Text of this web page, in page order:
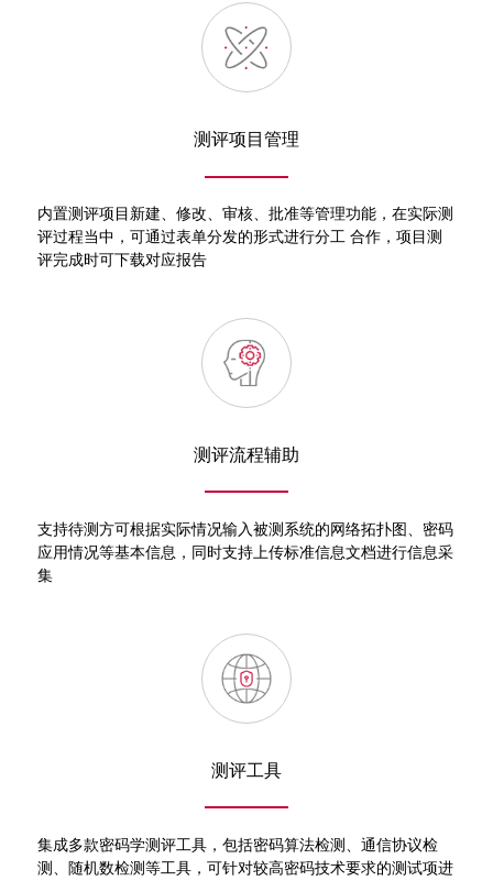
测评项目管理
内置测评项目新建、修改、审核、批准等管理功能，在实际测
评过程当中，可通过表单分发的形式进行分工 合作，项目测
评完成时可下载对应报告
测评流程辅助
支持待测方可根据实际情况输入被测系统的网络拓扑图、密码
应用情况等基本信息，同时支持上传标准信息文档进行信息采
集
测评工具
集成多款密码学测评工具，包括密码算法检测、通信协议检
测、随机数检测等工具，可针对较高密码技术要求的测试项进